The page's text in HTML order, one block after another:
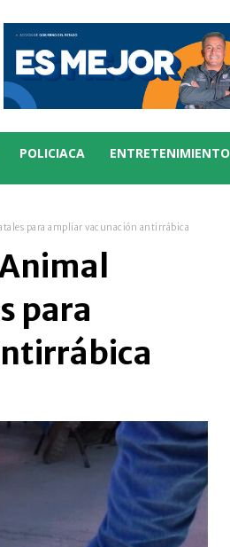
POLICIACA ENTRETENIMIENTO
para ampliar vacunación antirrábica
para